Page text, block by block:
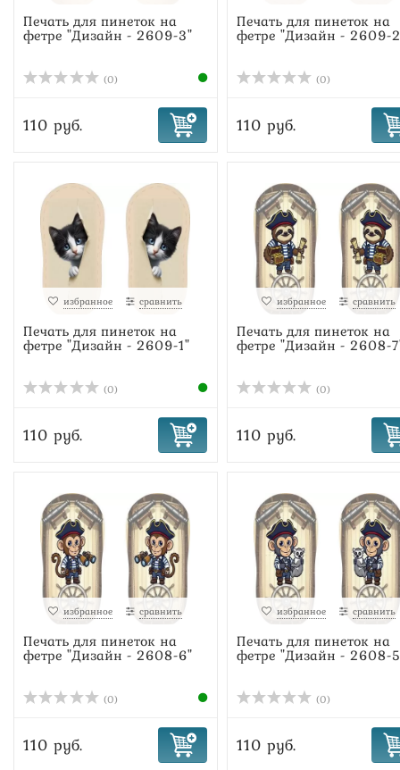
Печать для пинеток на
фетре "Дизайн - 2609-3"
(0)
110 руб.
Печать для пинеток на
фетре "Дизайн - 2609-
(0)
110 руб.
избранное сравнить
Печать для пинеток на
фетре "Дизайн - 2609-1"
(0)
110 руб.
избранное сравнить
Печать для пинеток на
фетре "Дизайн - 2608-
(0)
110 руб.
избранное сравнить
Печать для пинеток на
фетре "Дизайн - 2608-6"
(0)
110 руб.
избранное сравнить
Печать для пинеток на
фетре "Дизайн - 2608-
(0)
110 руб.